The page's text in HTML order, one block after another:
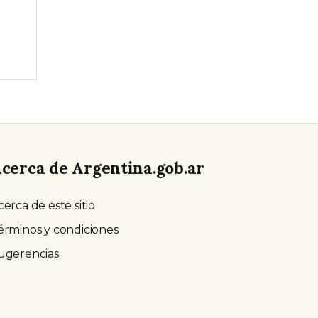
de Argentina.gob.ar
de este sitio
y condiciones